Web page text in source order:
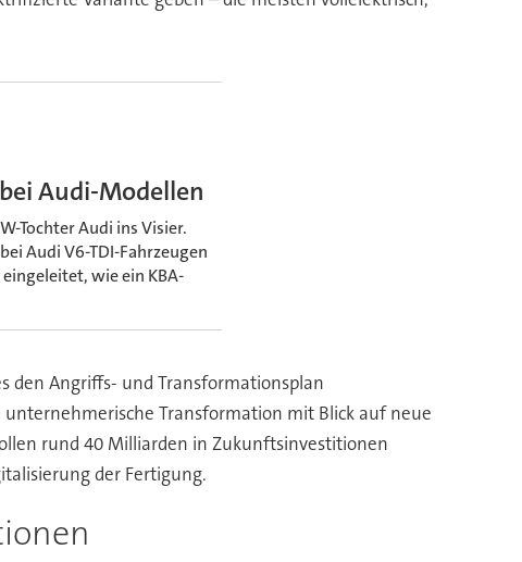
Audi-Modellen
Tochter Audi ins Visier.
Audi V6-TDI-Fahrzeugen
wie ein KBA-
den Angriffs- und Transformationsplan
unternehmerische Transformation mit Blick auf neue
rund 40 Milliarden in Zukunftsinvestitionen
der Fertigung.